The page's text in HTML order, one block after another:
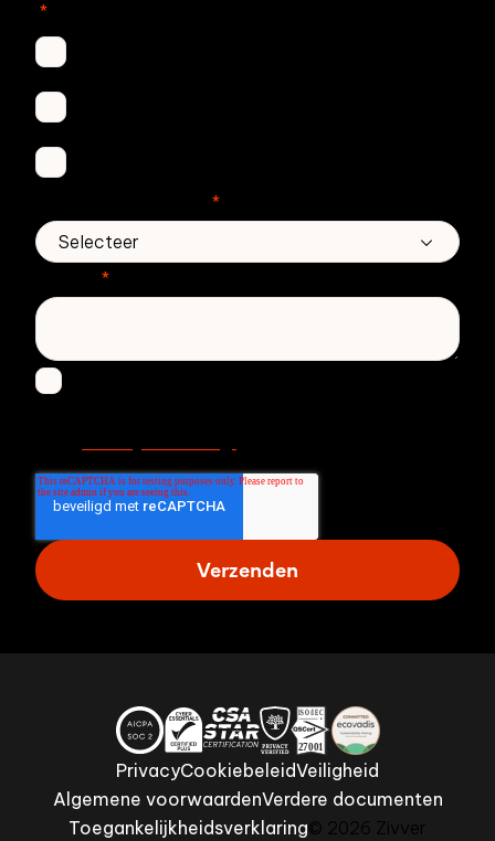
*
*
*
PrivacyCookiebeleidVeiligheid
Algemene voorwaardenVerdere documenten
Toegankelijkheidsverklaring© 2026 Zivver